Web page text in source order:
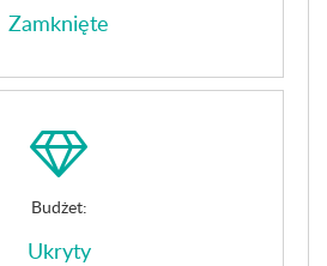
Zamknięte
Budżet:
Ukryty